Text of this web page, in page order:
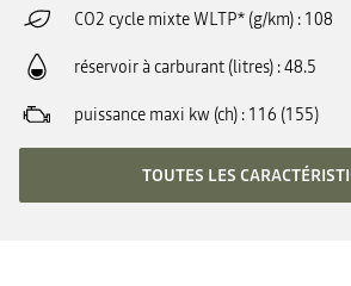
CO2 cycle mixte WLTP* (g/km) 108
réservoir à carburant (litres) 48.5
puissance maxi kw (ch) 116 (155)
TOUTES LES